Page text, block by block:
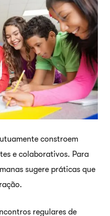
constroem
e colaborativos. Para
sugere práticas que
regulares de